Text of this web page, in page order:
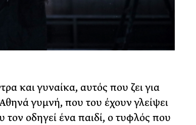
και γυναίκα, αυτός που ζει για
γυμνή, που του έχουν γλείψει
τον οδηγεί ένα παιδί, ο τυφλός που